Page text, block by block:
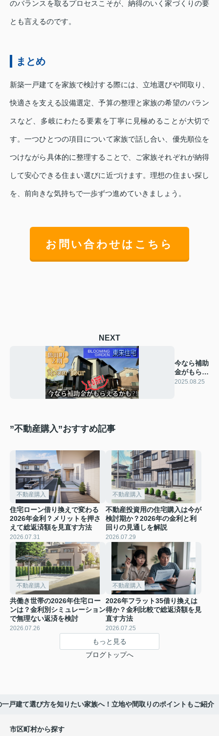
のバランスを取るプロセスこそが、納得のいく家づくりの要
とも言えるのです。
まとめ
新築一戸建てを家族で検討する際には、立地選びや間取り、
快適さを支える設備選定、予算の整理と家族の希望のバラン
スなど、多岐にわたる要素を丁寧に見極めることが大切で
す。一つひとつの項目について家族で話し合い、優先順位を
つけながら具体的に整理することで、ご家族それぞれが納得
して安心できる住まい選びに近づけます。理想の住まい探し
を、前向きな気持ちで一歩ずつ進めていきましょう。
お問い合わせはこちら
NEXT
今なら補助
金がもらえ
るかも？！
2025.08.25
”不動産購入”おすすめ記事
不動産購入
住宅ローン借り換えで変わる
2026年金利？メリットを押さ
えて総返済額を見直す方法
2026.07.31
不動産購入
不動産投資用の住宅購入は今が
検討期か？2026年の金利と利
回りの見通しを解説
2026.07.29
不動産購入
共働き世帯の2026年住宅ロー
ンは？金利別シミュレーション
で無理ない返済を検討
2026.07.26
不動産購入
2026年フラット35借り換えは
得か？金利比較で総返済額を見
直す方法
2026.07.25
もっと見る
ブログトップへ
一戸建て選び方を知りたい家族へ！立地や間取りのポイントもご紹介
市区町村から探す